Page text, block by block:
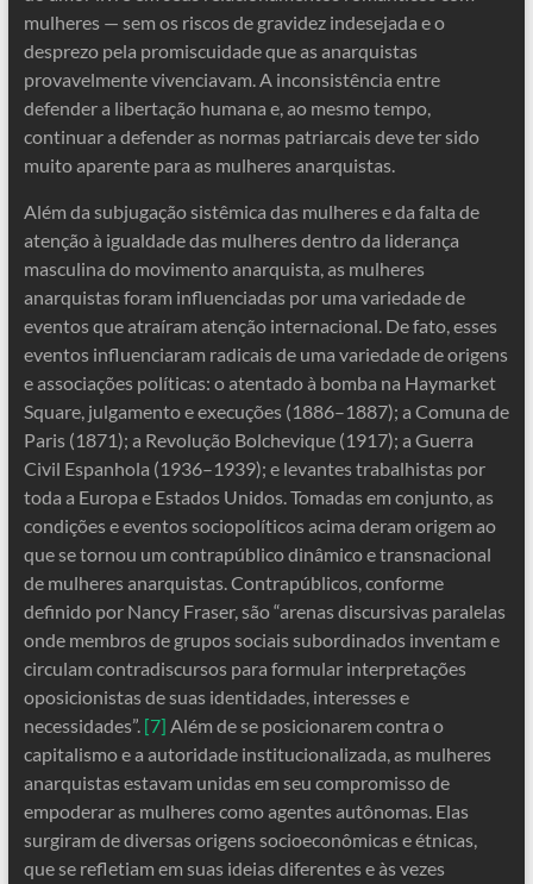
mulheres — sem os riscos de gravidez indesejada e o
desprezo pela promiscuidade que as anarquistas
provavelmente vivenciavam. A inconsistência entre
defender a libertação humana e, ao mesmo tempo,
continuar a defender as normas patriarcais deve ter sido
muito aparente para as mulheres anarquistas.
Além da subjugação sistêmica das mulheres e da falta de
atenção à igualdade das mulheres dentro da liderança
masculina do movimento anarquista, as mulheres
anarquistas foram influenciadas por uma variedade de
eventos que atraíram atenção internacional. De fato, esses
eventos influenciaram radicais de uma variedade de origens
e associações políticas: o atentado à bomba na Haymarket
Square, julgamento e execuções (1886–1887); a Comuna de
Paris (1871); a Revolução Bolchevique (1917); a Guerra
Civil Espanhola (1936–1939); e levantes trabalhistas por
toda a Europa e Estados Unidos. Tomadas em conjunto, as
condições e eventos sociopolíticos acima deram origem ao
que se tornou um contrapúblico dinâmico e transnacional
de mulheres anarquistas. Contrapúblicos, conforme
definido por Nancy Fraser, são “arenas discursivas paralelas
onde membros de grupos sociais subordinados inventam e
circulam contradiscursos para formular interpretações
oposicionistas de suas identidades, interesses e
necessidades”. [7] Além de se posicionarem contra o
capitalismo e a autoridade institucionalizada, as mulheres
anarquistas estavam unidas em seu compromisso de
empoderar as mulheres como agentes autônomas. Elas
surgiram de diversas origens socioeconômicas e étnicas,
que se refletiam em suas ideias diferentes e às vezes